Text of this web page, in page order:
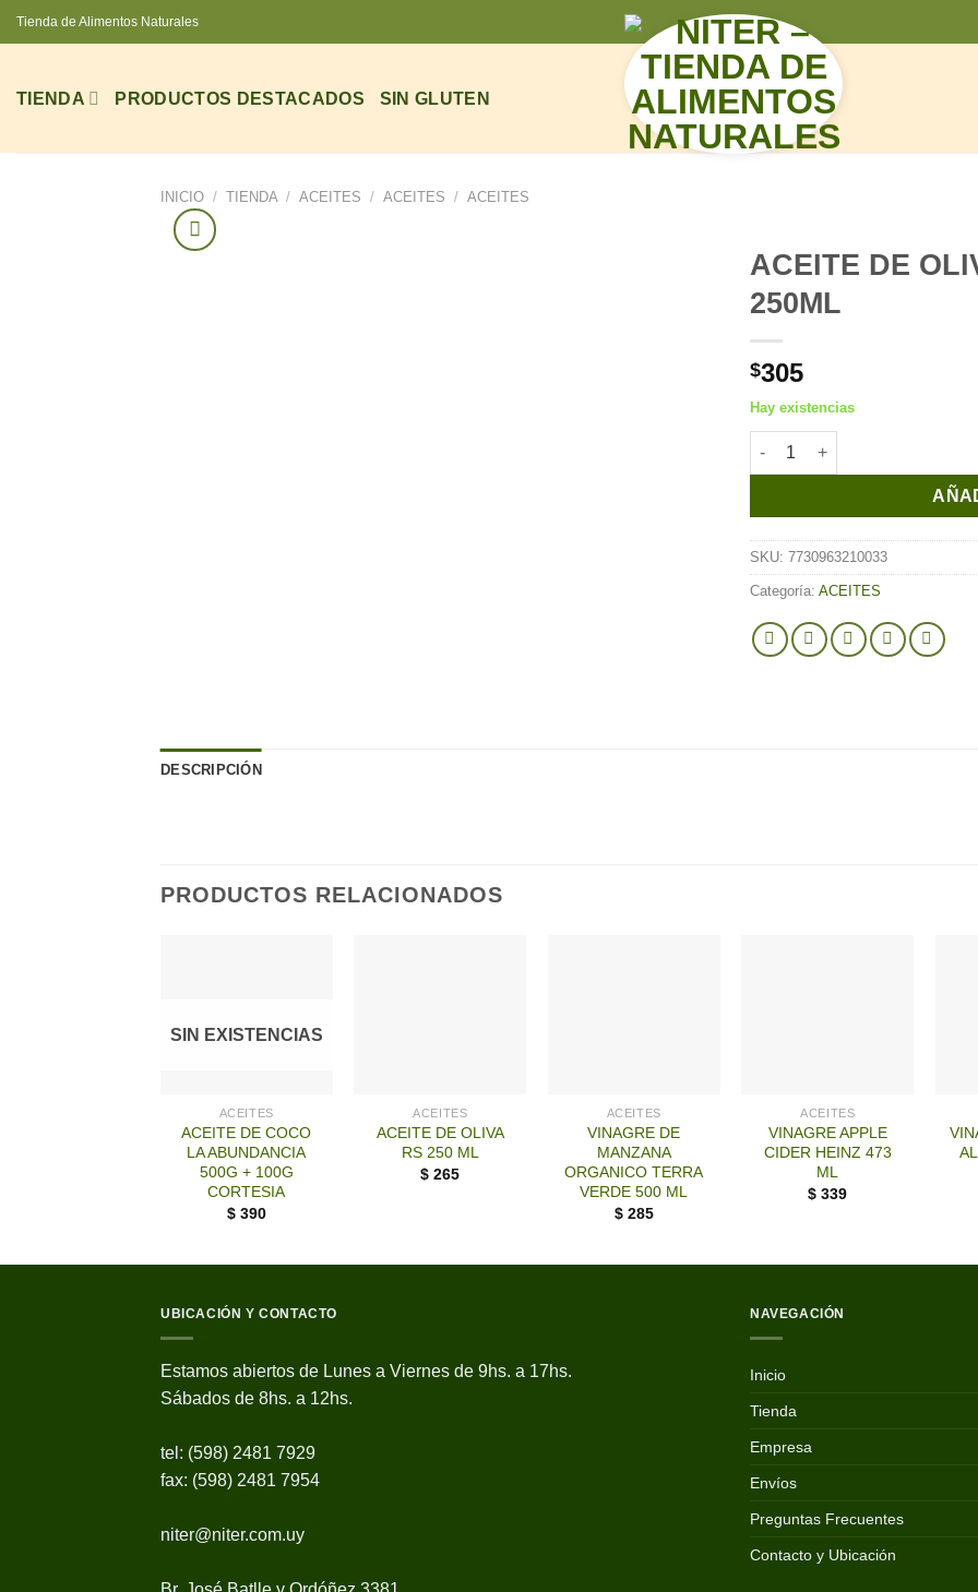
Saltar
al
Tienda de Alimentos Naturales
TIENDA PRODUCTOS DESTACADOS SIN GLUTEN
INICIO / TIENDA / ACEITES / ACEITES / ACEITES
ACEITE DE
250ML
$305
Hay existencias
ACEITE DE OLIVA SANTA
SKU: 7730963210033
Categoría: ACEITES
DESCRIPCIÓN
PRODUCTOS RELACIONADOS
SIN EXISTENCIAS
ACEITES
ACEITE DE COCO
LA ABUNDANCIA
500G + 100G
CORTESIA
$ 390
ACEITES
ACEITE DE OLIVA
RS 250 ML
$265
ACEITES
VINAGRE DE
MANZANA
ORGANICO TERRA
VERDE 500 ML
$ 285
ACEITES
VINAGRE APPLE
CIDER HEINZ 473
ML
$339
UBICACIÓN Y CONTACTO
Estamos abiertos de Lunes a Viernes de 9hs. a 17hs.
Sábados de 8hs. a 12hs.
tel: (598) 2481 7929
fax: (598) 2481 7954
niter@niter.com.uy
NAVEGACIÓN
Inicio
Tienda
Empresa
Envíos
Preguntas Frecuentes
Contacto y Ubicación